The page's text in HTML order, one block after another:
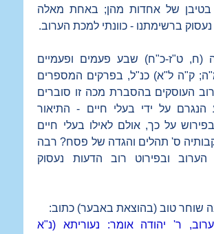
בטיבן של אחדות מהן; באחת מאלה
ברשימתנו - כוונתי למכת הערוב.
(ח, ט"ז-כ"ח) שבע פעמים ופעמיים
ק"ה ל"א) כנ"ל, בפרקים המספרים
רוב העוסקים בהסברת מכה זו סוברים
על ידי בעלי חיים - התיאור
על כך, אולם לאילו בעלי חיים
ס' תהלים והגדה של פסח? רבה
ובפירוט רוב הדעות נעסוק
שוחר טוב (בהוצאת באבער) כתוב:
ר' יהודה אומר: נעוריתא (נ"א